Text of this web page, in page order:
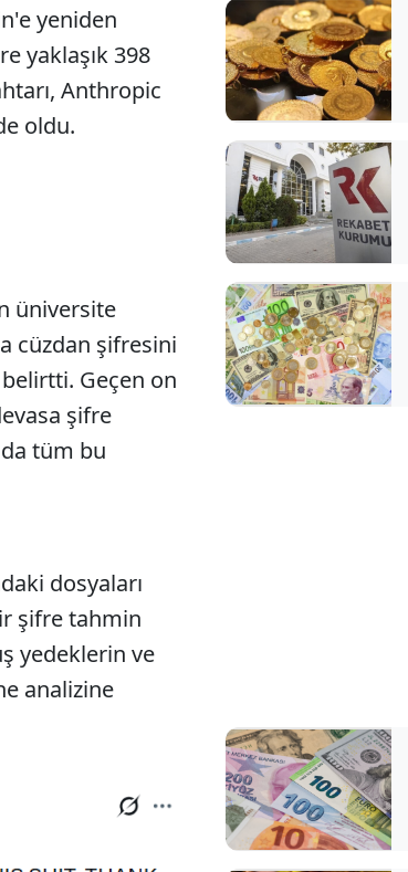
yeniden
yaklaşık 398
Anthropic
oldu.
üniversite
cüzdan şifresini
Geçen on
şifre
tüm bu
dosyaları
şifre tahmin
yedeklerin ve
analizine